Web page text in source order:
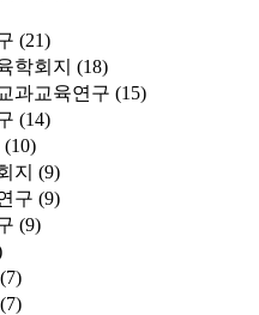
(21)
학회지 (18)
과교육연구 (15)
(14)
(10)
지 (9)
구 (9)
(9)
(7)
(7)